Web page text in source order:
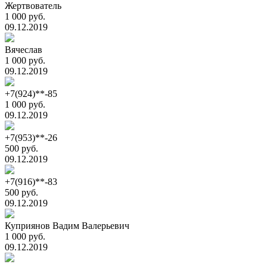
Жертвователь
1 000 руб.
09.12.2019
Вячеслав
1 000 руб.
09.12.2019
+7(924)**-85
1 000 руб.
09.12.2019
+7(953)**-26
500 руб.
09.12.2019
+7(916)**-83
500 руб.
09.12.2019
Куприянов Вадим Валерьевич
1 000 руб.
09.12.2019